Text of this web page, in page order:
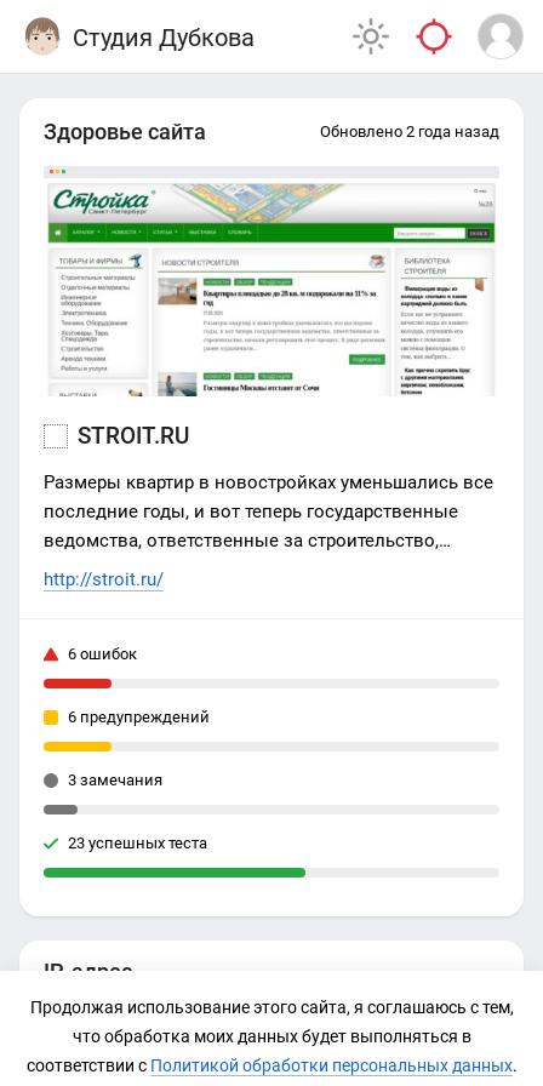
Студия Дубкова
IP-адрес
87.236.19.238
Здоровье сайта Обновлено 2 года назад
STROIT.RU
Размеры квартир в новостройках уменьшались все
последние годы, и вот теперь государственные
ведомства, ответственные за строительство,
начали регулировать этот процесс. В ряде регионов
http://stroit.ru/
6 ошибок
6 предупреждений
3 замечания
23 успешных теста
Продолжая использование этого сайта, я соглашаюсь с тем,
что обработка моих данных будет выполняться в
соответствии с Политикой обработки персональных данных.